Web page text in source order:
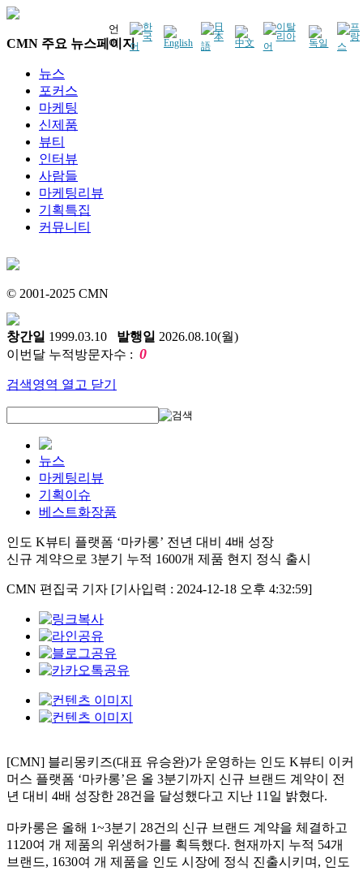
언
어
CMN 주요 뉴스페이지
뉴스
포커스
마케팅
신제품
뷰티
인터뷰
사람들
마케팅리뷰
기획특집
커뮤니티
© 2001-2025 CMN
창간일 1999.03.10 발행일 2026.08.10(월)
이번달 누적방문자수 : 0
검색영역 열고 닫기
뉴스
마케팅리뷰
기획이슈
베스트화장품
인도 K뷰티 플랫폼 ‘마카롱’ 전년 대비 4배 성장
신규 계약으로 3분기 누적 1600개 제품 현지 정식 출시
CMN 편집국 기자 [기사입력 : 2024-12-18 오후 4:32:59]
[CMN] 블리몽키즈(대표 유승완)가 운영하는 인도 K뷰티 이커
머스 플랫폼 ‘마카롱’은 올 3분기까지 신규 브랜드 계약이 전
년 대비 4배 성장한 28건을 달성했다고 지난 11일 밝혔다.
마카롱은 올해 1~3분기 28건의 신규 브랜드 계약을 체결하고
1120여 개 제품의 위생허가를 획득했다. 현재까지 누적 54개
브랜드, 1630여 개 제품을 인도 시장에 정식 진출시키며, 인도